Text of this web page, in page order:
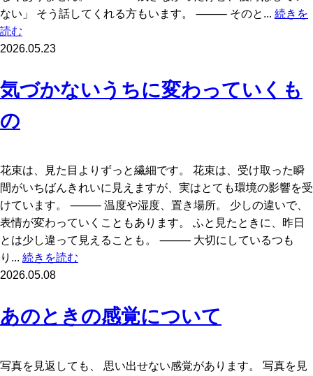
ない」 そう話してくれる方もいます。 ⸻ そのと... 続きを
読む
2026.05.23
気づかないうちに変わっていくも
の
花束は、見た目よりずっと繊細です。 花束は、受け取った瞬
間がいちばんきれいに見えますが、実はとても環境の影響を受
けています。 ⸻ 温度や湿度、置き場所。 少しの違いで、
表情が変わっていくこともあります。 ふと見たときに、昨日
とは少し違って見えることも。 ⸻ 大切にしているつも
り... 続きを読む
2026.05.08
あのときの感覚について
写真を見返しても、 思い出せない感覚があります。 写真を見